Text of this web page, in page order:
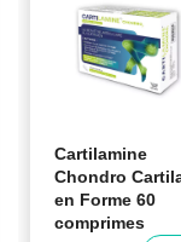
Cartilamine
Chondro
en Forme 60
comprimes